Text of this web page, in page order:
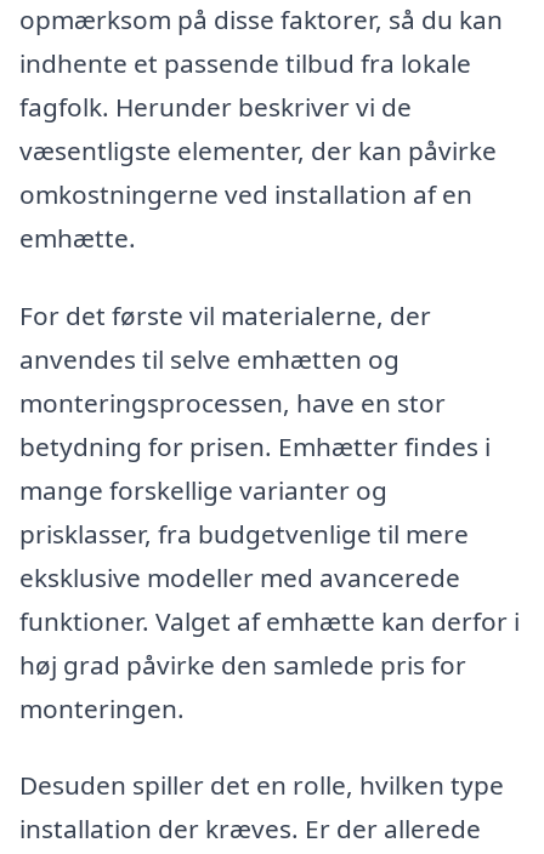
opmærksom på disse faktorer, så du kan
indhente et passende tilbud fra lokale
fagfolk. Herunder beskriver vi de
væsentligste elementer, der kan påvirke
omkostningerne ved installation af en
emhætte.
For det første vil materialerne, der
anvendes til selve emhætten og
monteringsprocessen, have en stor
betydning for prisen. Emhætter findes i
mange forskellige varianter og
prisklasser, fra budgetvenlige til mere
eksklusive modeller med avancerede
funktioner. Valget af emhætte kan derfor i
høj grad påvirke den samlede pris for
monteringen.
Desuden spiller det en rolle, hvilken type
installation der kræves. Er der allerede